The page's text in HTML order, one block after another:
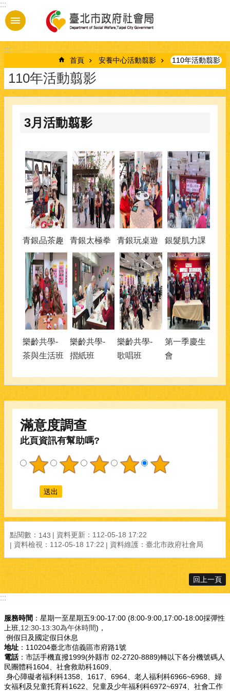
跳到主要內容區塊
:::
:::
首頁 安養中心活動翦影 110年活動翦影
110年活動翦影
3月活動翦影
青銀品茶趣 青銀太極拳 青銀玩桌遊 銀髮肌力課
樂齡共學-
茶與生活班
樂齡共學-
摺紙班
樂齡共學-
歌唱班
第一季慶生
會
滿意度調查
此頁資訊有幫助嗎?
點閱數： 143
資料更新：112-05-18 17:22
資料檢視：112-05-18 17:22
資料維護：臺北市政府社會局
回上一頁
:::
服務時間 ：星期一至星期五9:00-17:00 (8:00-9:00,17:00-18:00採彈性
上班 ,12:30-13:30為午休時間)，
例假日及國定假日休息
地址 ：110204臺北市信義區市府路1號
電話：市話手機直撥1999(外縣市 02-2720-8889)轉以下各分機號碼人
民團體科1604、社會救助科1609、
身心障礙者福利科1358、1617、6964、老人福利科6966~6968、婦
女福利及兒童托育科1622、兒童及少年福利科6972~6974、社會工作